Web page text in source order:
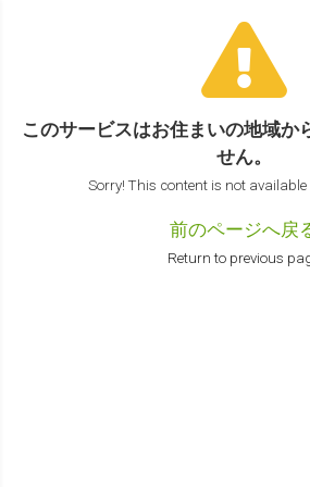
このサービスはお住まいの地域か
せん。
Sorry! This content is not available
前のページへ戻
Return to previous